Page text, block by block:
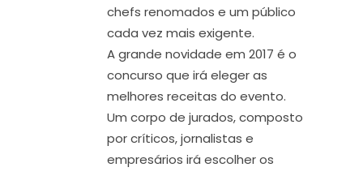
chefs renomados e um público
cada vez mais exigente.
A grande novidade em 2017 é o
concurso que irá eleger as
melhores receitas do evento.
Um corpo de jurados, composto
por críticos, jornalistas e
empresários irá escolher os